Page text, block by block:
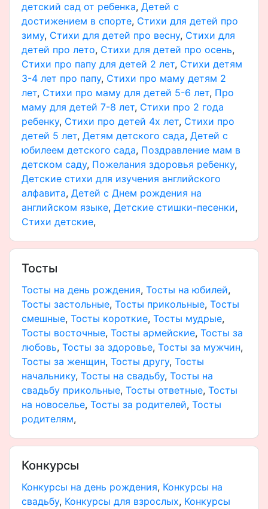
детский сад от ребенка, Детей с
достижением в спорте, Стихи для детей про
зиму, Стихи для детей про весну, Стихи для
детей про лето, Стихи для детей про осень,
Стихи про папу для детей 2 лет, Cтихи детям
3-4 лет про папу, Стихи про маму детям 2
лет, Стихи про маму для детей 5-6 лет, Про
маму для детей 7-8 лет, Стихи про 2 года
ребенку, Стихи про детей 4х лет, Стихи про
детей 5 лет, Детям детского сада, Детей с
юбилеем детского сада, Поздравление мам в
детском саду, Пожелания здоровья ребенку,
Детские стихи для изучения английского
алфавита, Детей с Днем рождения на
английском языке, Детские стишки-песенки,
Стихи детские,
Тосты
Тосты на день рождения, Тосты на юбилей,
Тосты застольные, Тосты прикольные, Тосты
смешные, Тосты короткие, Тосты мудрые,
Тосты восточные, Тосты армейские, Тосты за
любовь, Тосты за здоровье, Тосты за мужчин,
Тосты за женщин, Тосты другу, Тосты
начальнику, Тосты на свадьбу, Тосты на
свадьбу прикольные, Тосты ответные, Тосты
на новоселье, Тосты за родителей, Тосты
родителям,
Конкурсы
Конкурсы на день рождения, Конкурсы на
свадьбу, Конкурсы для взрослых, Конкурсы